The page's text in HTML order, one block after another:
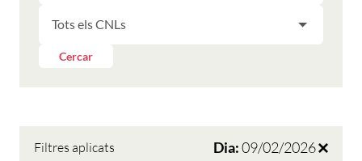
RESULTATS
PER
LES
Cercar
Filtres aplicats Dia:09/02/2026